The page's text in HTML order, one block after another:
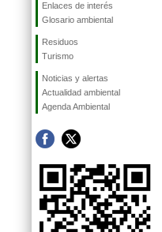
Enlaces de interés
Glosario ambiental
Residuos
Turismo
Noticias y alertas
Actualidad ambiental
Agenda Ambiental